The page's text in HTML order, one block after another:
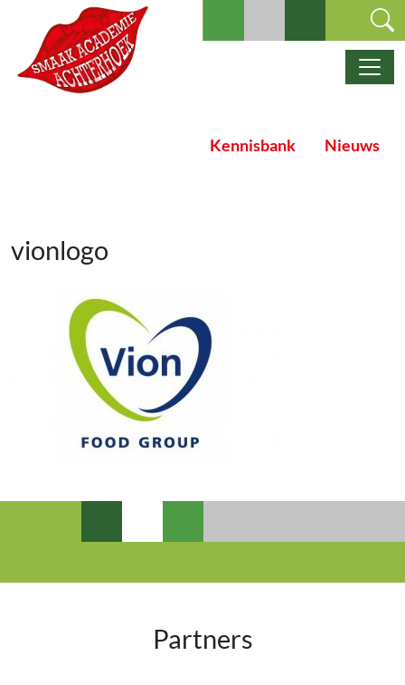
Ga naar de inhoud
Hoofdnavigatie
Kennisbank Nieuws
vionlogo
Partners